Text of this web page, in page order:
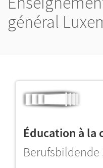
général
Éducation à la